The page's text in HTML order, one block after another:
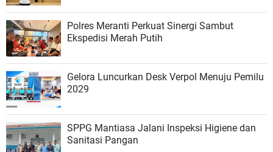
Polres Meranti Perkuat Sinergi Sambut
Ekspedisi Merah Putih
Gelora Luncurkan Desk Verpol Menuju Pemilu
2029
SPPG Mantiasa Jalani Inspeksi Higiene dan
Sanitasi Pangan